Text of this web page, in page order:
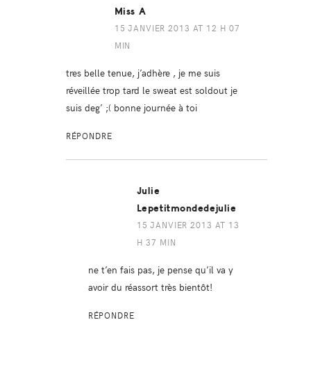
Miss A
15 JANVIER 2013 AT 12 H 07
MIN
tres belle tenue, j’adhère , je me suis
réveillée trop tard le sweat est soldout je
suis deg’ ;( bonne journée à toi
RÉPONDRE
Julie
Lepetitmondedejulie
15 JANVIER 2013 AT 13
H 37 MIN
ne t’en fais pas, je pense qu’il va y
avoir du réassort très bientôt!
RÉPONDRE